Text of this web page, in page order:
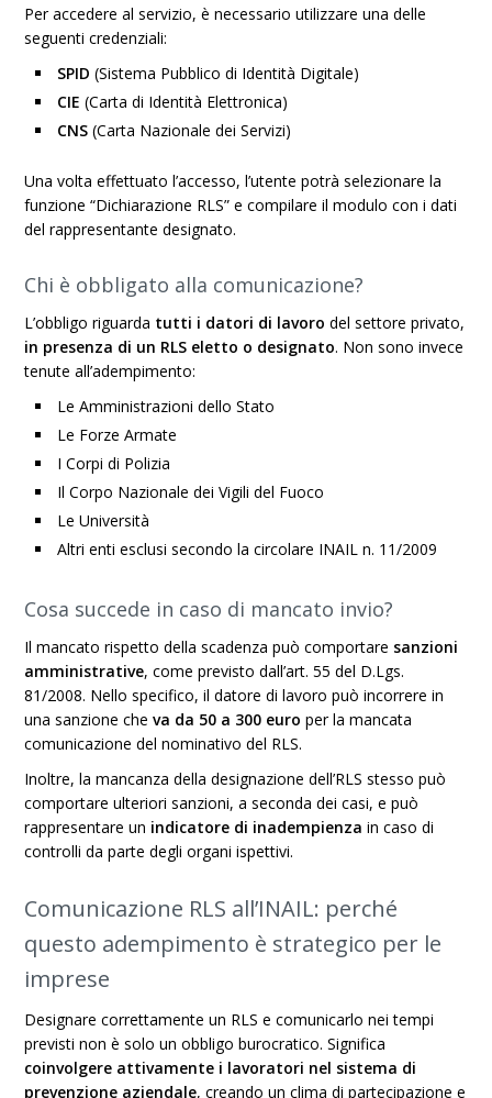
Per accedere al servizio, è necessario utilizzare una delle
seguenti credenziali:
SPID (Sistema Pubblico di Identità Digitale)
CIE (Carta di Identità Elettronica)
CNS (Carta Nazionale dei Servizi)
Una volta effettuato l’accesso, l’utente potrà selezionare la
funzione “Dichiarazione RLS” e compilare il modulo con i dati
del rappresentante designato.
Chi è obbligato alla comunicazione?
L’obbligo riguarda tutti i datori di lavoro del settore privato,
in presenza di un RLS eletto o designato. Non sono invece
tenute all’adempimento:
Le Amministrazioni dello Stato
Le Forze Armate
I Corpi di Polizia
Il Corpo Nazionale dei Vigili del Fuoco
Le Università
Altri enti esclusi secondo la circolare INAIL n. 11/2009
Cosa succede in caso di mancato invio?
Il mancato rispetto della scadenza può comportare sanzioni
amministrative, come previsto dall’art. 55 del D.Lgs.
81/2008. Nello specifico, il datore di lavoro può incorrere in
una sanzione cheva da 50 a 300 euro per la mancata
comunicazione del nominativo del RLS.
Inoltre, la mancanza della designazione dell’RLS stesso può
comportare ulteriori sanzioni, a seconda dei casi, e può
rappresentare un indicatore di inadempienza in caso di
controlli da parte degli organi ispettivi.
Comunicazione RLS all’INAIL: perché
questo adempimento è strategico per le
imprese
Designare correttamente un RLS e comunicarlo nei tempi
previsti non è solo un obbligo burocratico. Significa
coinvolgere attivamente i lavoratori nel sistema di
prevenzione aziendale, creando un clima di partecipazione e